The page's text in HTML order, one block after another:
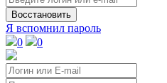
Восстановить
Я вспомнил пароль
0
0